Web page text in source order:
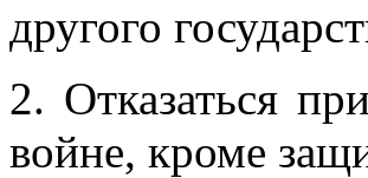
другого
2. Отказаться
войне, кроме